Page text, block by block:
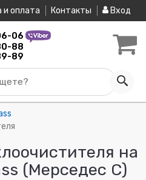
и оплата Контакты Вход
06
88
89
на
(Мерседес С)